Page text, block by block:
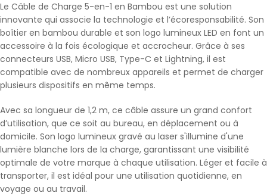
Le Câble de Charge 5-en-1 en Bambou est une solution
innovante qui associe la technologie et l’écoresponsabilité. Son
boîtier en bambou durable et son logo lumineux LED en font un
accessoire à la fois écologique et accrocheur. Grâce à ses
connecteurs USB, Micro USB, Type-C et Lightning, il est
compatible avec de nombreux appareils et permet de charger
plusieurs dispositifs en même temps.
Avec sa longueur de 1,2 m, ce câble assure un grand confort
d’utilisation, que ce soit au bureau, en déplacement ou à
domicile. Son logo lumineux gravé au laser s'illumine d'une
lumière blanche lors de la charge, garantissant une visibilité
optimale de votre marque à chaque utilisation. Léger et facile à
transporter, il est idéal pour une utilisation quotidienne, en
voyage ou au travail.